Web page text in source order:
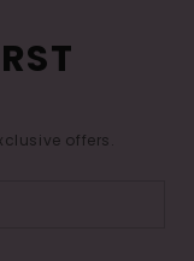
offers.